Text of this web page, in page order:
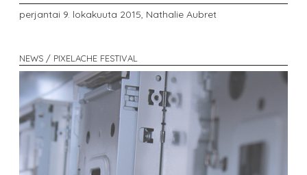
perjantai 9. lokakuuta 2015, Nathalie Aubret
NEWS / PIXELACHE FESTIVAL